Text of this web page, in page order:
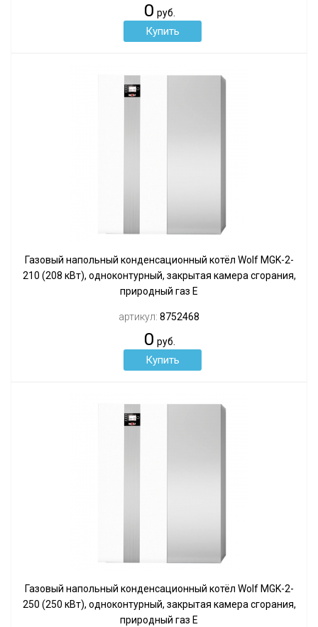
0 руб.
Газовый напольный конденсационный котёл Wolf MGK-2-
210 (208 кВт), одноконтурный, закрытая камера сгорания,
природный газ Е
артикул: 8752468
0 руб.
Газовый напольный конденсационный котёл Wolf MGK-2-
250 (250 кВт), одноконтурный, закрытая камера сгорания,
природный газ Е